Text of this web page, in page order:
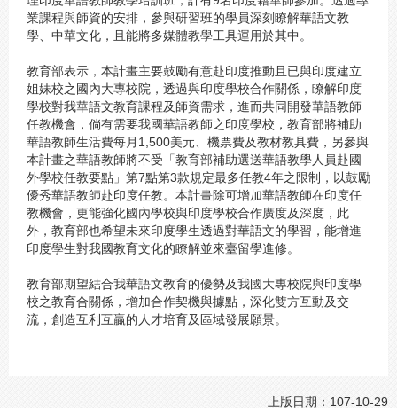
業課程與師資的安排，參與研習班的學員深刻瞭解華語文教
學、中華文化，且能將多媒體教學工具運用於其中。
教育部表示，本計畫主要鼓勵有意赴印度推動且已與印度建立
姐妹校之國內大專校院，透過與印度學校合作關係，瞭解印度
學校對我華語文教育課程及師資需求，進而共同開發華語教師
任教機會，倘有需要我國華語教師之印度學校，教育部將補助
華語教師生活費每月1,500美元、機票費及教材教具費，另參與
本計畫之華語教師將不受「教育部補助選送華語教學人員赴國
外學校任教要點」第7點第3款規定最多任教4年之限制，以鼓勵
優秀華語教師赴印度任教。本計畫除可增加華語教師在印度任
教機會，更能強化國內學校與印度學校合作廣度及深度，此
外，教育部也希望未來印度學生透過對華語文的學習，能增進
印度學生對我國教育文化的瞭解並來臺留學進修。
教育部期望結合我華語文教育的優勢及我國大專校院與印度學
校之教育合關係，增加合作契機與據點，深化雙方互動及交
流，創造互利互贏的人才培育及區域發展願景。
上版日期：107-10-29